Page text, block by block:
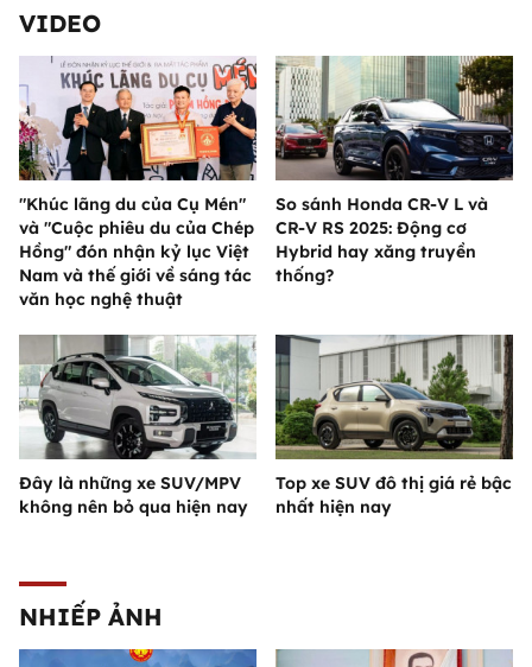
VIDEO
"Khúc lãng du của Cụ Mén"
và "Cuộc phiêu du của Chép
Hồng" đón nhận kỷ lục Việt
Nam và thế giới về sáng tác
văn học nghệ thuật
So sánh Honda CR-V L và
CR-V RS 2025: Động cơ
Hybrid hay xăng truyền
thống?
Đây là những xe SUV/MPV
không nên bỏ qua hiện nay
Top xe SUV đô thị giá rẻ bậc
nhất hiện nay
NHIẾP ẢNH